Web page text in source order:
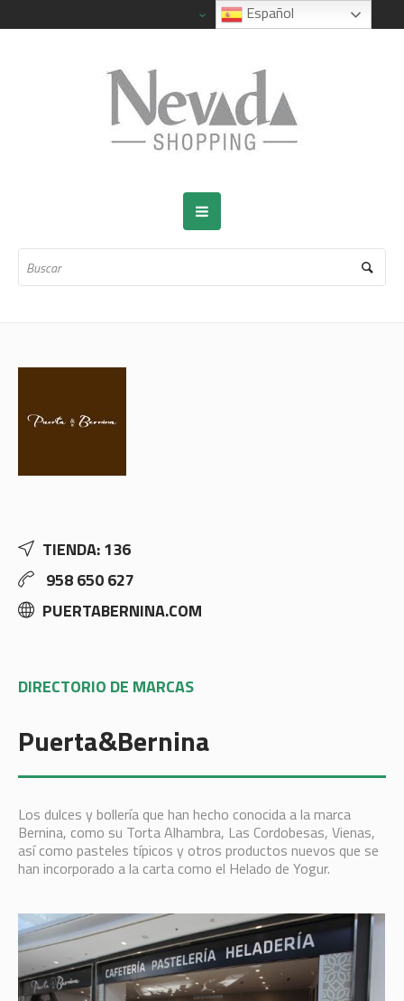
TIENDA: 136
958 650 627
PUERTABERNINA.COM
DIRECTORIO DE MARCAS
Puerta&Bernina
Los dulces y bollería que han hecho conocida a la marca
Bernina, como su Torta Alhambra, Las Cordobesas, Vienas,
así como pasteles típicos y otros productos nuevos que se
han incorporado a la carta como el Helado de Yogur.
Español